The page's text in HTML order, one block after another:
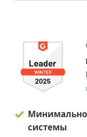
системы